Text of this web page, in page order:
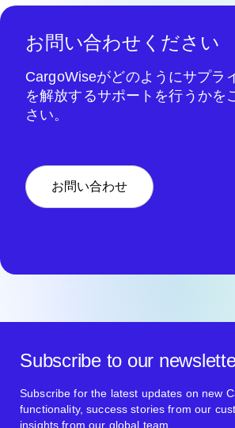
お問い合わせください
CargoWiseがどのようにサプラ
を解放するサポートを行うかを
さい。
お問い合わせ
Subscribe to our
Subscribe for the latest updates on new
functionality, success stories from our
insights from our global team.